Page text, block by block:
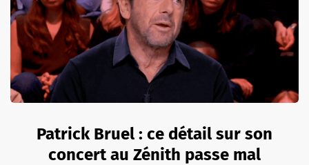
Patrick Bruel : ce détail sur son
concert au Zénith passe mal